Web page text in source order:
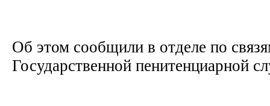
Об этом сообщили в отделе по
Государственной пенитенциарной